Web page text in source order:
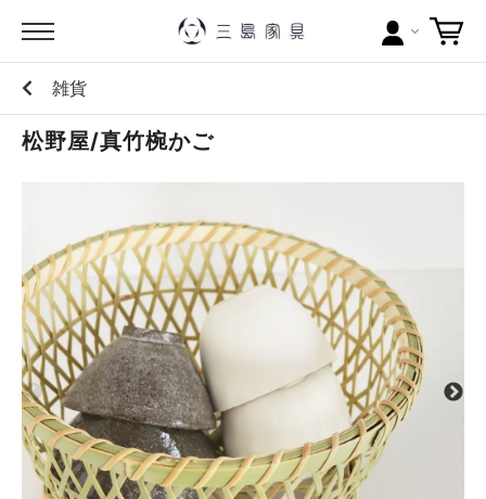
カテゴリー
ブランドから探す
当店について
お買い物ガイド
ポイントについて
配送料について
ラッピングについて
雑貨
松野屋/真竹椀かご